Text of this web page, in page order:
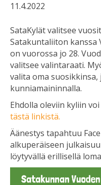
11.4.2022
SataKylät valitsee
Satakuntaliiton kanssa
on vuorossa jo 28.
valitsee valintaraati.
valita oma
kunniamaininnalla.
Ehdolla oleviin kyliin
tästä linkistä.
Äänestys tapahtuu
alkuperäiseen
löytyvällä erillisellä